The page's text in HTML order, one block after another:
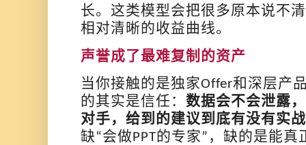
长。这类模型会把很多原本说不
相对清晰的收益曲线。
声誉成了最难复制的资产
当你接触的是独家Offer和深层产
的其实是信任： 数据会不会泄露
对手，给到的建议到底有没有实
缺“会做PPT的专家” ，缺的是能